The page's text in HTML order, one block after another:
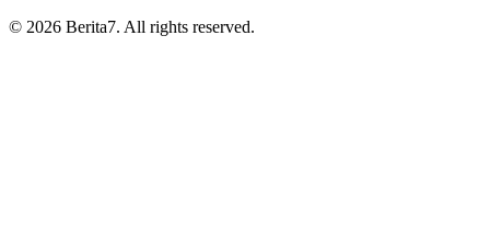
© 2026 Berita7. All rights reserved.